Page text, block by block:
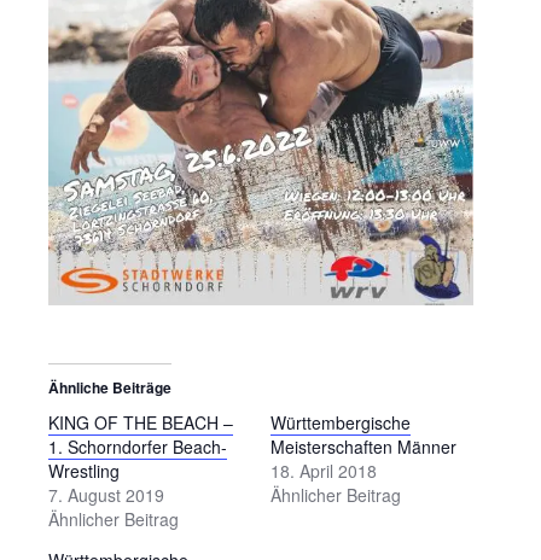
Ähnliche Beiträge
KING OF THE BEACH –
1. Schorndorfer Beach-
Wrestling
7. August 2019
Ähnlicher Beitrag
Württembergische
Meisterschaften Männer
18. April 2018
Ähnlicher Beitrag